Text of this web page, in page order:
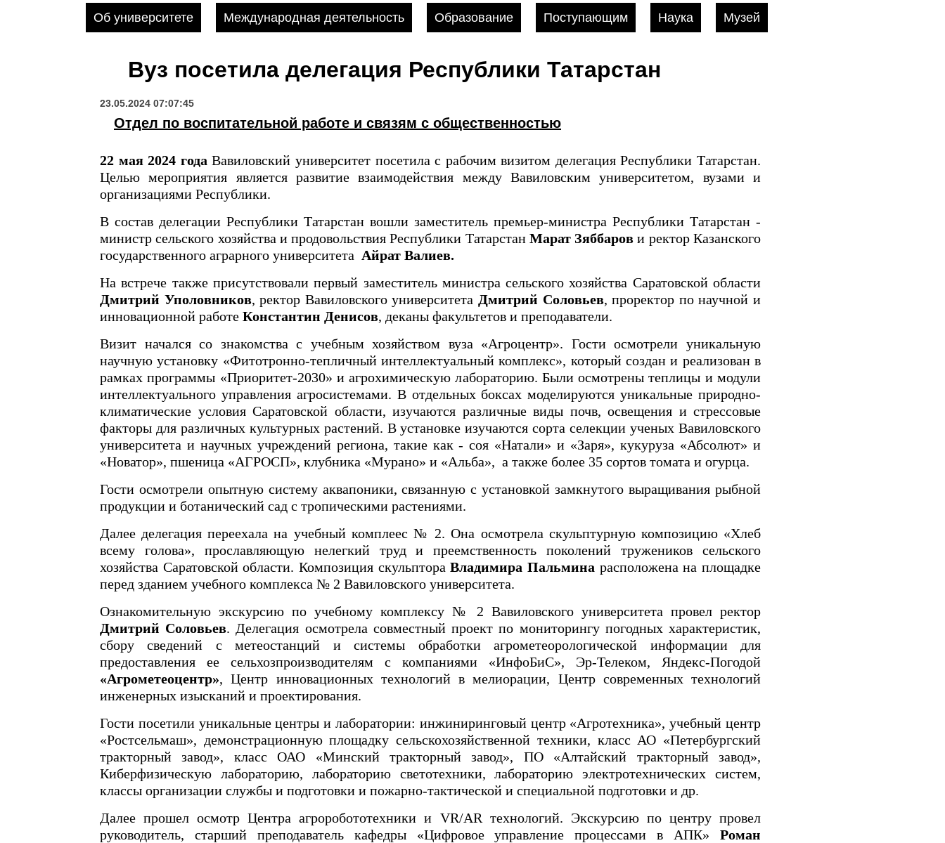
Об университете Международная деятельность Образование Поступающим Наука Музей
Вуз посетила делегация Республики Татарстан
23.05.2024 07:07:45
Отдел по воспитательной работе и связям с общественностью
22 мая 2024 годаВавиловский университет посетила с рабочим визитом делегация Республики Татарстан.
Целью мероприятия является развитие взаимодействия между Вавиловским университетом, вузами и
организациями Республики.
В состав делегации Республики Татарстан вошли заместитель премьер-министра Республики Татарстан -
министр сельского хозяйства и продовольствия Республики ТатарстанМарат Зяббарови ректор Казанского
государственного аграрного университета Айрат Валиев.
На встрече также присутствовали первый заместитель министра сельского хозяйства Саратовской области
Дмитрий Уполовников, ректор Вавиловского университета Дмитрий Соловьев, проректор по научной и
инновационной работе Константин Денисов, деканы факультетов и преподаватели.
Визит начался со знакомства с учебным хозяйством вуза «Агроцентр». Гости осмотрели уникальную
научную установку «Фитотронно-тепличный интеллектуальный комплекс», который создан и реализован в
рамках программы «Приоритет-2030» и агрохимическую лабораторию. Были осмотрены теплицы и модули
интеллектуального управления агросистемами. В отдельных боксах моделируются уникальные природно-
климатические условия Саратовской области, изучаются различные виды почв, освещения и стрессовые
факторы для различных культурных растений. В установке изучаются сорта селекции ученых Вавиловского
университета и научных учреждений региона, такие как - соя «Натали» и «Заря», кукуруза «Абсолют» и
«Новатор», пшеница «АГРОСП», клубника «Мурано» и «Альба», а также более 35 сортов томата и огурца.
Гости осмотрели опытную систему аквапоники, связанную с установкой замкнутого выращивания рыбной
продукции и ботанический сад с тропическими растениями.
Далее делегация переехала на учебный комплеес № 2. Она осмотрела скульптурную композицию «Хлеб
всему голова», прославляющую нелегкий труд и преемственность поколений тружеников сельского
хозяйства Саратовской области. Композиция скульптораВладимира Пальмина расположена на площадке
перед зданием учебного комплекса № 2 Вавиловского университета.
Ознакомительную экскурсию по учебному комплексу № 2 Вавиловского университета провел ректор
Дмитрий Соловьев. Делегация осмотрела совместный проект по мониторингу погодных характеристик,
сбору сведений с метеостанций и системы обработки агрометеорологической информации для
предоставления ее сельхозпроизводителям с компаниями «ИнфоБиС», Эр-Телеком, Яндекс-Погодой
«Агрометеоцентр», Центр инновационных технологий в мелиорации, Центр современных технологий
инженерных изысканий и проектирования.
Гости посетили уникальные центры и лаборатории: инжиниринговый центр «Агротехника», учебный центр
«Ростсельмаш», демонстрационную площадку сельскохозяйственной техники, класс АО «Петербургский
тракторный завод», класс ОАО «Минский тракторный завод», ПО «Алтайский тракторный завод»,
Киберфизическую лабораторию, лабораторию светотехники, лабораторию электротехнических систем,
классы организации службы и подготовки и пожарно-тактической и специальной подготовки и др.
Далее прошел осмотр Центра агроробототехники и VR/AR технологий. Экскурсию по центру провел
руководитель, старший преподаватель кафедры «Цифровое управление процессами в АПК» Роман